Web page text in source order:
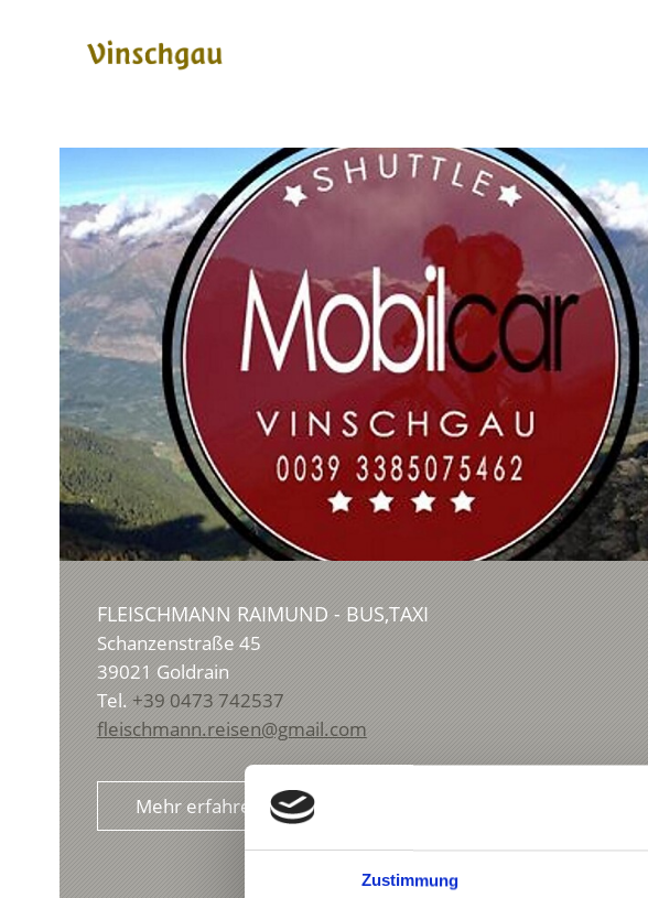
Zustimmung
FLEISCHMANN RAIMUND - BUS,TAXI
Schanzenstraße 45
39021 Goldrain
Tel. +39 0473 742537
fleischmann.reisen@gmail.com
Mehr erfahren